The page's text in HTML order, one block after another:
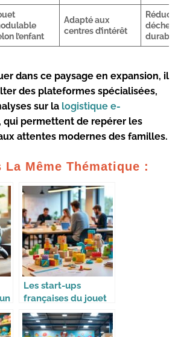
l’enfant
Adapté aux
centres d’intérêt
dans ce paysage en expansion, il
des plateformes spécialisées,
sur la logistique e-
, qui permettent de repérer les
attentes modernes des familles.
Même Thématique :
Les start-ups
françaises du jouet
à suivre